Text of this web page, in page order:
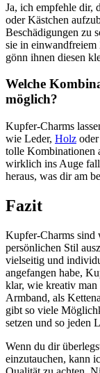
Ja, ich empfehle dir,⁤
oder Kästchen
Beschädigungen zu
sie in ‌einwandfreiem
‌gönn ihnen diesen
Welche
möglich?
Kupfer-Charms
wie Leder, ‌ Holz
tolle Kombinationen
wirklich ins Auge
heraus, was dir⁤ am
Fazit
Kupfer-Charms ⁤sind
persönlichen Stil
vielseitig und
angefangen ​habe,
klar, wie kreativ
Armband,⁢ als
gibt so viele
setzen und so jeden
Wenn du dir
⁣einzutauchen, kann